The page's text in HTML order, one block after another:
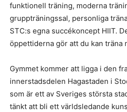
funktionell träning, moderna
gruppträningssal, personliga
STC:s egna succékoncept HIIT.
öppettiderna gör att du kan träna
Gymmet kommer att ligga i den
innerstadsdelen Hagastaden i
som är ett av Sveriges största
tänkt att bli ett världsledande